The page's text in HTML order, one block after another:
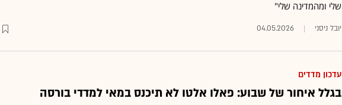
שלי ומהמדינה שלי"
יובל ניסני 04.05.2026
עדכון מדדים
בגלל איחור של שבוע: פאלו אלטו לא תיכנס במאי למדדי בורסה